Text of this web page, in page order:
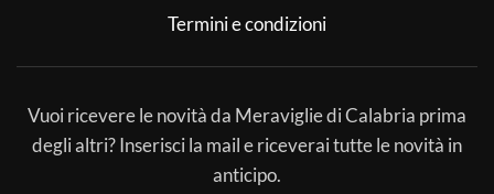
Termini e condizioni
Vuoi ricevere le novità da Meraviglie di Calabria prima
degli altri? Inserisci la mail e riceverai tutte le novità in
anticipo.